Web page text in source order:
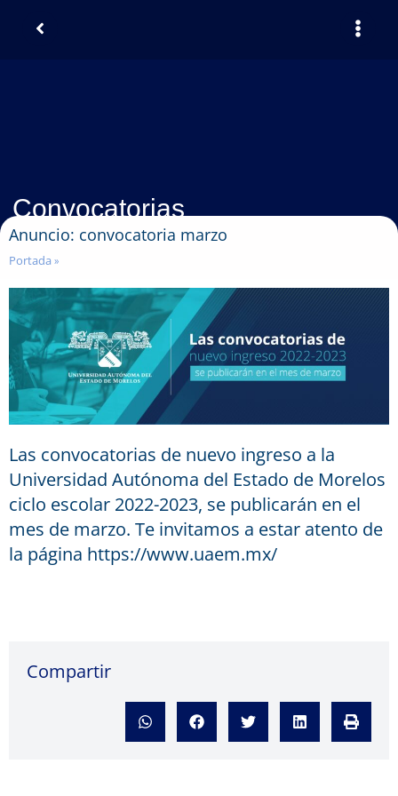
Convocatorias
Anuncio: convocatoria marzo
Portada »
Las convocatorias de nuevo ingreso a la
Universidad Autónoma del Estado de Morelos
ciclo escolar 2022-2023, se publicarán en el
mes de marzo. Te invitamos a estar atento de
la página https://www.uaem.mx/
Compartir